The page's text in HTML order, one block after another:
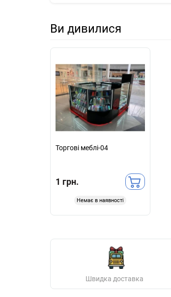
Ви дивилися
Торгові меблі-04
1 грн.
Немає в наявності
Швидка доставка